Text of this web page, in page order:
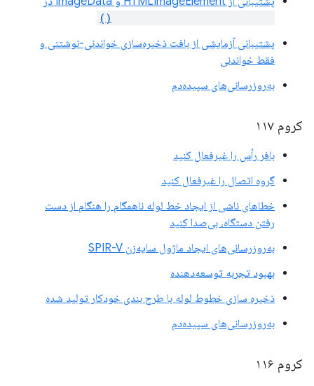
پشتیبانی آزمایشی از بافت ذخیره‌سازی خواندنی-نوشتنی و
فقط خواندنی
به‌روزرسانی‌های سپیده‌دم
کروم ۱۱۷
بافر رأس را غیرفعال کنید
گروه اتصال را غیرفعال کنید
خطاهای ناشی از ایجاد خط لوله ناهمگام را هنگام از دست
رفتن دستگاه، بی‌صدا کنید
به‌روزرسانی‌های ایجاد ماژول سایه‌زن SPIR-V
بهبود تجربه توسعه‌دهنده
ذخیره سازی خطوط لوله با طرح بندی خودکار تولید شده
به‌روزرسانی‌های سپیده‌دم
کروم ۱۱۶